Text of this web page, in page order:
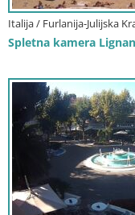
Italija / Furlanija-Julijska
Spletna kamera